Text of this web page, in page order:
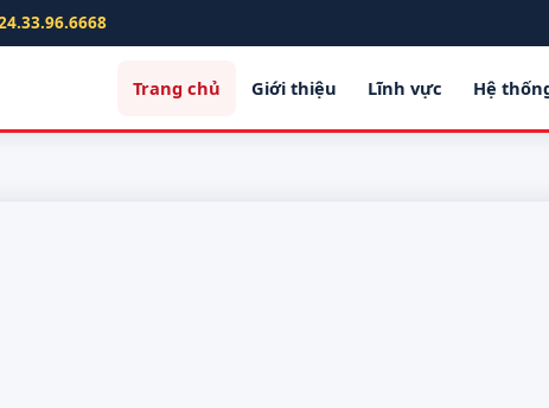
Trang chủ Giới thiệu Lĩnh vực Hệ